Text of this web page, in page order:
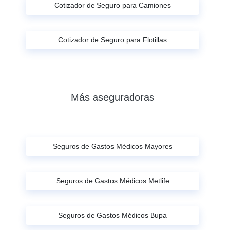
Cotizador de Seguro para Camiones
Cotizador de Seguro para Flotillas
Más aseguradoras
Seguros de Gastos Médicos Mayores
Seguros de Gastos Médicos Metlife
Seguros de Gastos Médicos Bupa